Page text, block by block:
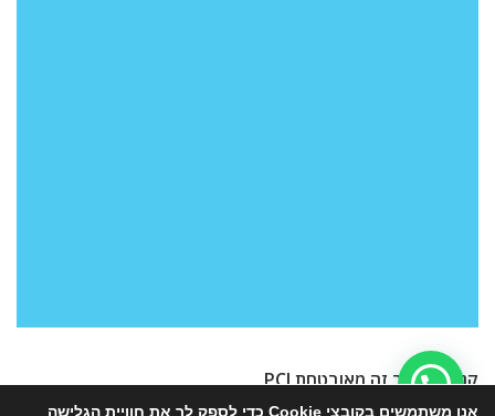
קנייה באתר זה מאובטחת PCI
אנו משתמשים בקובצי Cookie כדי לספק לך את חוויית הגלישה